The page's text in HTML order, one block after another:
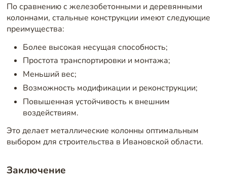
По сравнению с железобетонными и деревянными
колоннами, стальные конструкции имеют следующие
преимущества:
Более высокая несущая способность;
Простота транспортировки и монтажа;
Меньший вес;
Возможность модификации и реконструкции;
Повышенная устойчивость к внешним
воздействиям.
Это делает металлические колонны оптимальным
выбором для строительства в Ивановской области.
Заключение